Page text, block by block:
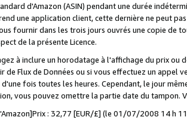
d'Amazon (ASIN) pendant une durée
une application client, cette dernière ne peut
fournir dans les trois jours ouvrés une copie de
de la présente Licence.
à inclure un horodatage à l'affichage du prix
de Flux de Données ou si vous effectuez un appel
fois toutes les heures. Cependant, le jour
vous pouvez omettre la partie date du tampon.
: 32,77 [EUR/£] (le 01/07/2008 14 h